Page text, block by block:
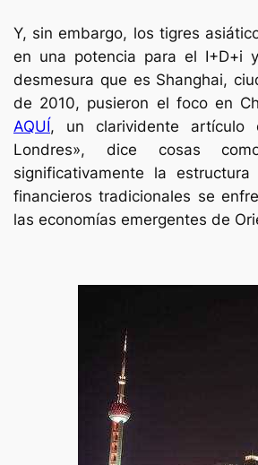
Y, sin embargo, los tigres
en una potencia para el I+D+i
desmesura que es Shanghai,
de 2010, pusieron el foco en
AQUÍ, un clarividente artículo
Londres», dice cosas
significativamente la
financieros tradicionales se
las economías emergentes de